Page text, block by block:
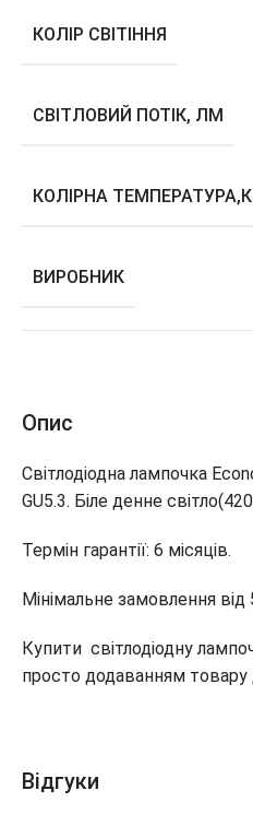
Опис
Світлодіодна лампочка
GU5.3. Біле денне
Термін гарантії: 6 місяців.
Мінімальне замовлення
Купити світлодіодну
просто додаванням
КОЛІР СВІТІННЯ
СВІТЛОВИЙ ПОТІК, ЛМ
КОЛІРНА ТЕМПЕРАТУРА,К
ВИРОБНИК
Відгуки